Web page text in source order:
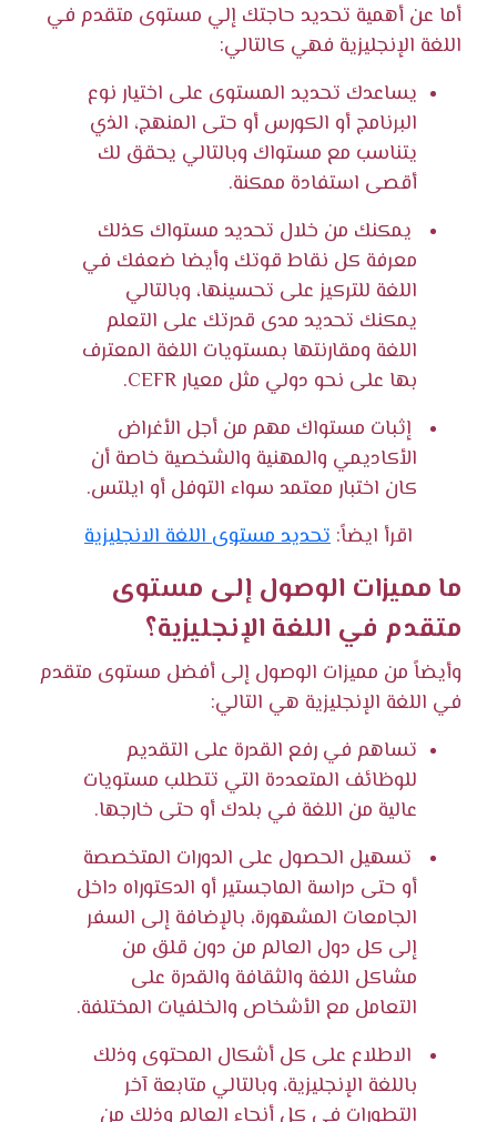
أما عن أهمية تحديد حاجتك إلي مستوى متقدم في
اللغة الإنجليزية فهي كالتالي:
يساعدك تحديد المستوى على اختيار نوع
البرنامج أو الكورس أو حتى المنهج، الذي
يتناسب مع مستواك وبالتالي يحقق لك
أقصى استفادة ممكنة.
يمكنك من خلال تحديد مستواك كذلك
معرفة كل نقاط قوتك وأيضا ضعفك في
اللغة للتركيز على تحسينها، وبالتالي
يمكنك تحديد مدى قدرتك على التعلم
اللغة ومقارنتها بمستويات اللغة المعترف
بها على نحو دولي مثل معيار CEFR.
إثبات مستواك مهم من أجل الأغراض
الأكاديمي والمهنية والشخصية خاصة أن
كان اختبار معتمد سواء التوفل أو ايلتس.
اقرأ ايضاً: تحديد مستوى اللغة الانجليزية
ما مميزات الوصول إلى مستوى
متقدم في اللغة الإنجليزية؟
وأيضاً من مميزات الوصول إلى أفضل مستوى متقدم
في اللغة الإنجليزية هي التالي:
تساهم في رفع القدرة على التقديم
للوظائف المتعددة التي تتطلب مستويات
عالية من اللغة في بلدك أو حتى خارجها.
تسهيل الحصول على الدورات المتخصصة
أو حتى دراسة الماجستير أو الدكتوراه داخل
الجامعات المشهورة، بالإضافة إلى السفر
إلى كل دول العالم من دون قلق من
مشاكل اللغة والثقافة والقدرة على
التعامل مع الأشخاص والخلفيات المختلفة.
الاطلاع على كل أشكال المحتوى وذلك
باللغة الإنجليزية، وبالتالي متابعة آخر